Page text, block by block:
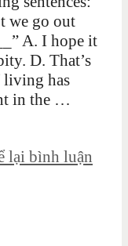
we go out
A. I hope it
D. That’s
living has
in the …
lại bình luận